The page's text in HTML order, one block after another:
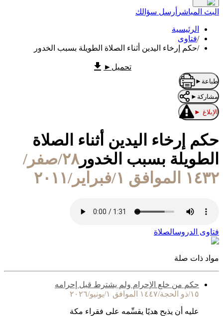
البث المباشر أرسل سؤالك
الرئيسية
/فتاوى
/حكم إرخاء اليدين أثناء الصلاة الطويلة بسبب الخدور
تحميل ►
طباعة ►
مشاركة ►
الإبلاغ ►
حكم إرخاء اليدين أثناء الصلاة
الطويلة بسبب الخدور
٢٨/صفر/
١٤٣٢ الموافق ١/فبراير/٢٠١١
فتاوى الدروسالصلاة
مواد ذات صلة
حكم من خلع الإحرام ولم يشترط قبل إحرامه
١٥/ذو الحجة/١٤٤٧ الموافق ١/يونيو/٢٠٢٦
عليه أن يذبح هديًا يقسِّمه على فقراء مكة